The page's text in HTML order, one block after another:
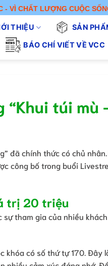
LƯỢNG CUỘC SỐNG".
THIỆU SẢN
BÁO CHÍ VIẾT VỀ VCC
túi mù
đã chính thức có chủ
công bố trong buổi
trị 20 triệu
sự tham gia của nhiều
khóa có số thứ tự 170.